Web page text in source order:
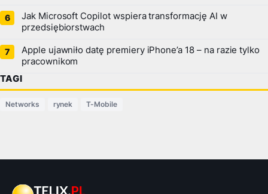
Jak Microsoft Copilot wspiera transformację AI w
przedsiębiorstwach
Apple ujawniło datę premiery iPhone’a 18 – na razie tylko
pracownikom
TAGI
Networks rynek T-Mobile